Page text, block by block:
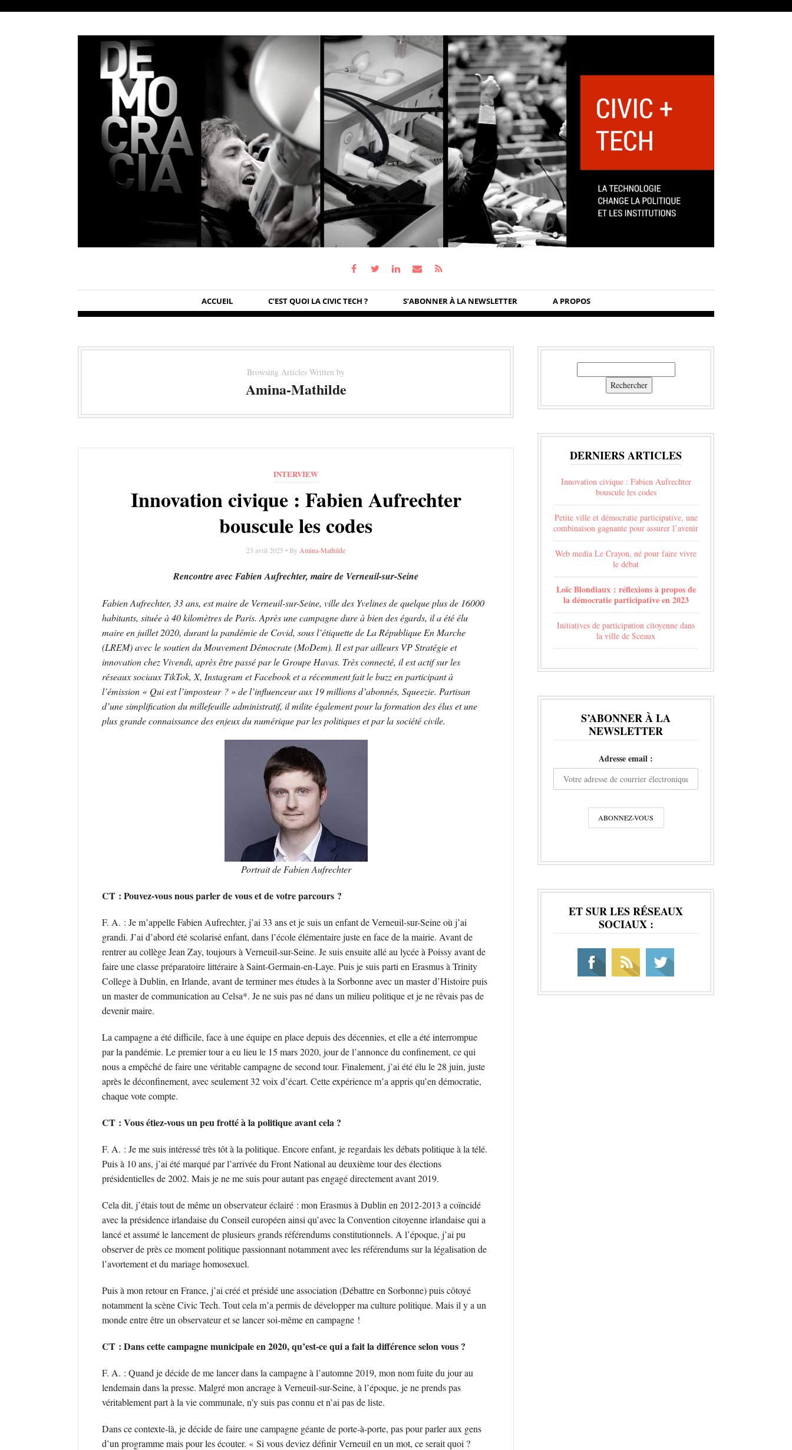
ACCUEIL C’EST QUOI LA CIVIC TECH ? S’ABONNER À LA NEWSLETTER A PROPOS
Browsing Articles Written by
Amina-Mathilde
INTERVIEW
Innovation civique : Fabien Aufrechter
bouscule les codes
23 avril 2025 • By Amina-Mathilde
Rencontre avec Fabien Aufrechter, maire de Verneuil-sur-Seine
Fabien Aufrechter, 33 ans, est maire de Verneuil-sur-Seine, ville des Yvelines de quelque plus de 16000
habitants, située à 40 kilomètres de Paris. Après une campagne dure à bien des égards, il a été élu
maire en juillet 2020, durant la pandémie de Covid, sous l’étiquette de La République En Marche
(LREM) avec le soutien du Mouvement Démocrate (MoDem). Il est par ailleurs VP Stratégie et
innovation chez Vivendi, après être passé par le Groupe Havas. Très connecté, il est actif sur les
réseaux sociaux TikTok, X, Instagram et Facebook et a récemment fait le buzz en participant à
l’émission « Qui est l’imposteur ? » de l’influenceur aux 19 millions d’abonnés, Squeezie. Partisan
d’une simplification du millefeuille administratif, il milite également pour la formation des élus et une
plus grande connaissance des enjeux du numérique par les politiques et par la société civile.
Portrait de Fabien Aufrechter
CT : Pouvez-vous nous parler de vous et de votre parcours ?
F. A. : Je m’appelle Fabien Aufrechter, j’ai 33 ans et je suis un enfant de Verneuil-sur-Seine où j’ai
grandi. J’ai d’abord été scolarisé enfant, dans l’école élémentaire juste en face de la mairie. Avant de
rentrer au collège Jean Zay, toujours à Verneuil-sur-Seine. Je suis ensuite allé au lycée à Poissy avant de
faire une classe préparatoire littéraire à Saint-Germain-en-Laye. Puis je suis parti en Erasmus à Trinity
College à Dublin, en Irlande, avant de terminer mes études à la Sorbonne avec un master d’Histoire puis
un master de communication au Celsa*. Je ne suis pas né dans un milieu politique et je ne rêvais pas de
devenir maire.
La campagne a été difficile, face à une équipe en place depuis des décennies, et elle a été interrompue
par la pandémie. Le premier tour a eu lieu le 15 mars 2020, jour de l’annonce du confinement, ce qui
nous a empêché de faire une véritable campagne de second tour. Finalement, j’ai été élu le 28 juin, juste
après le déconfinement, avec seulement 32 voix d’écart. Cette expérience m’a appris qu’en démocratie,
chaque vote compte.
CT : Vous étiez-vous un peu frotté à la politique avant cela ?
F. A. : Je me suis intéressé très tôt à la politique. Encore enfant, je regardais les débats politique à la télé.
Puis à 10 ans, j’ai été marqué par l’arrivée du Front National au deuxième tour des élections
présidentielles de 2002. Mais je ne me suis pour autant pas engagé directement avant 2019.
Cela dit, j’étais tout de même un observateur éclairé : mon Erasmus à Dublin en 2012-2013 a coïncidé
avec la présidence irlandaise du Conseil européen ainsi qu’avec la Convention citoyenne irlandaise qui a
lancé et assumé le lancement de plusieurs grands référendums constitutionnels. A l’époque, j’ai pu
observer de près ce moment politique passionnant notamment avec les référendums sur la légalisation de
l’avortement et du mariage homosexuel.
Puis à mon retour en France, j’ai créé et présidé une association (Débattre en Sorbonne) puis côtoyé
notamment la scène Civic Tech. Tout cela m’a permis de développer ma culture politique. Mais il y a un
monde entre être un observateur et se lancer soi-même en campagne !
CT : Dans cette campagne municipale en 2020, qu’est-ce qui a fait la différence selon vous ?
F. A. : Quand je décide de me lancer dans la campagne à l’automne 2019, mon nom fuite du jour au
lendemain dans la presse. Malgré mon ancrage à Verneuil-sur-Seine, à l’époque, je ne prends pas
véritablement part à la vie communale, n’y suis pas connu et n’ai pas de liste.
Dans ce contexte-là, je décide de faire une campagne géante de porte-à-porte, pas pour parler aux gens
d’un programme mais pour les écouter. « Si vous deviez définir Verneuil en un mot, ce serait quoi ?
Rechercher
DERNIERS ARTICLES
Innovation civique : Fabien Aufrechter
bouscule les codes
Petite ville et démocratie participative, une
combinaison gagnante pour assurer l’avenir
Web media Le Crayon, né pour faire vivre
le débat
Loïc Blondiaux : réflexions à propos de
la démocratie participative en 2023
Initiatives de participation citoyenne dans
la ville de Sceaux
S’ABONNER À LA
NEWSLETTER
Adresse email :
ET SUR LES RÉSEAUX
SOCIAUX :